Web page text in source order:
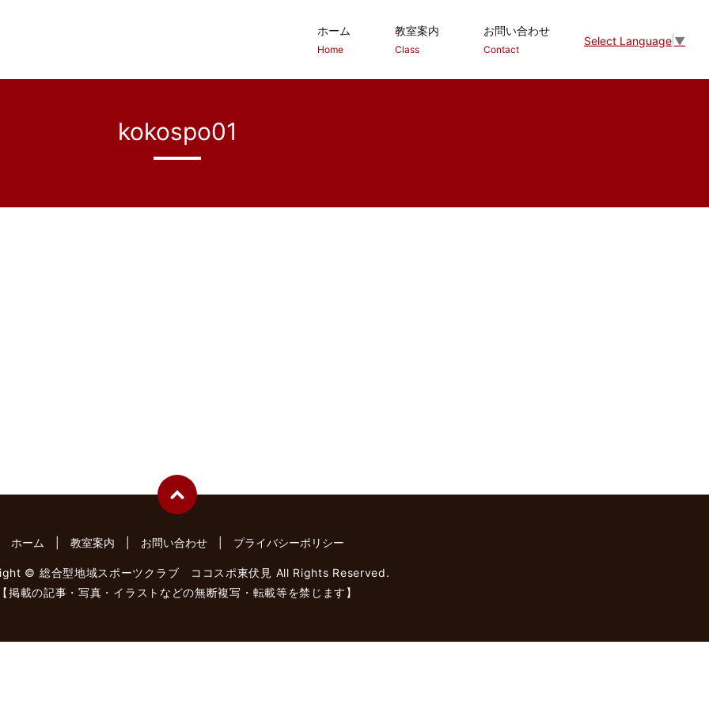
Select Language ▼
ホーム
Home
教室案内
Class
お問い合わせ
Contact
kokospo01
ホーム 教室案内 お問い合わせ プライバシーポリシー
© 総合型地域スポーツクラブ ココスポ東伏見 All Rights Reserved.
掲載の記事・写真・イラストなどの無断複写・転載等を禁じます】